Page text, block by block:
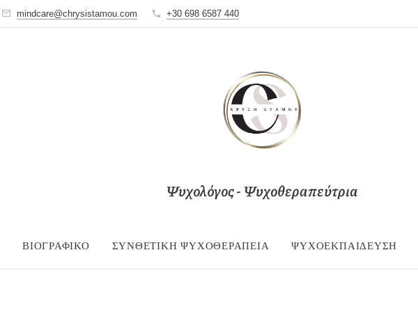
mindcare@chrysistamou.com +30 698 6587 440
Ψυχολόγος - Ψυχοθεραπεύτρια
ΒΙΟΓΡΑΦΙΚΌ ΣΥΝΘΕΤΙΚΉ ΨΥΧΟΘΕΡΑΠΕΊΑ ΨΥΧΟΕΚΠΑΊΔΕΥΣΗ